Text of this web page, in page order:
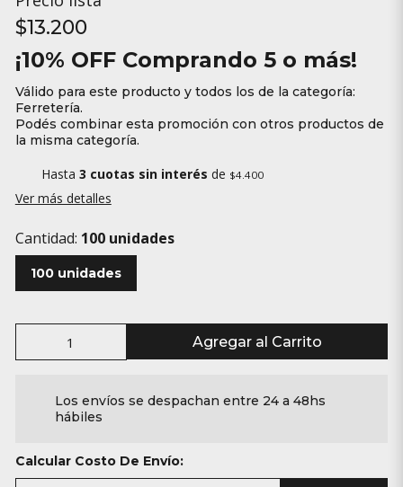
$13.200
¡10% OFF Comprando 5 o más!
Válido para este producto y todos los de la categoría:
Ferretería.
Podés combinar esta promoción con otros productos de
la misma categoría.
Hasta 3 cuotas sin interés de $4.400
Ver más detalles
Cantidad: 100 unidades
100 unidades
Agregar al Carrito
Los envíos se despachan entre 24 a 48hs
hábiles
Calcular Costo De Envío: